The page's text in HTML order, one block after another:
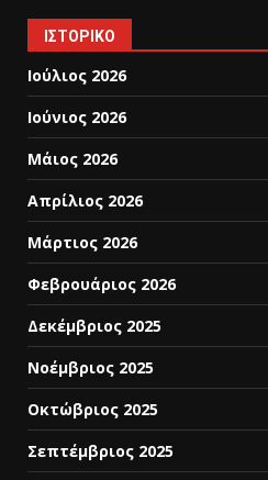
ΙΣΤΟΡΙΚΌ
Ιούλιος 2026
Ιούνιος 2026
Μάιος 2026
Απρίλιος 2026
Μάρτιος 2026
Φεβρουάριος 2026
Δεκέμβριος 2025
Νοέμβριος 2025
Οκτώβριος 2025
Σεπτέμβριος 2025